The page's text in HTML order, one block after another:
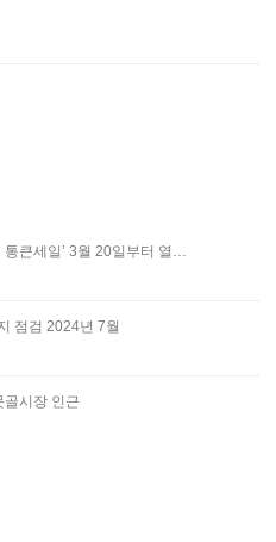
통큰세일’ 3월 20일부터 열…
점검 2024년 7월
골시장 인근